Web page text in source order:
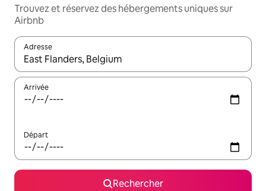
Trouvez et réservez des hébergements uniques sur
Airbnb
Adresse
Lorsque les résultats s'affichent, utilisez les flèches vers le
Arrivée
Départ
Rechercher